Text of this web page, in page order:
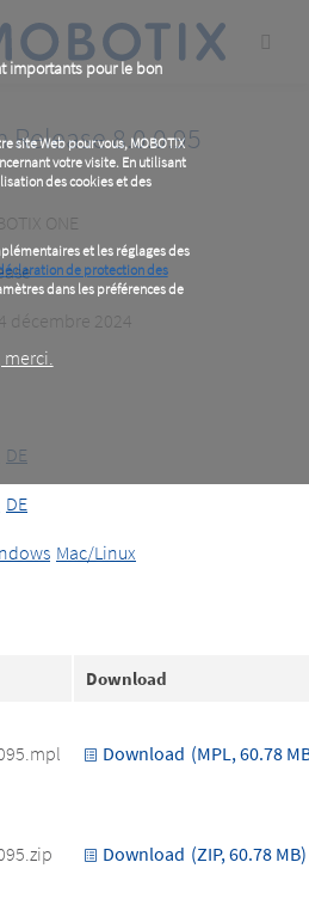
importants pour le bon
site Web pour vous, MOBOTIX
votre visite. En utilisant
des cookies et des
et les réglages des
de protection des
dans les préférences de
merci.
Release 8.0.0.95
ONE
décembre 2024
DE
DE
Mac/Linux
Download
Download (MPL, 60.78
Download (ZIP, 60.78 MB)